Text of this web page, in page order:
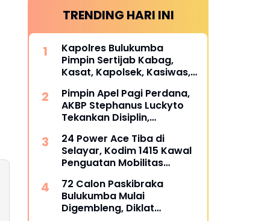
TRENDING HARI INI
Kapolres Bulukumba
Pimpin Sertijab Kabag,
Kasat, Kapolsek, Kasiwas,
ini daftarnya
Pimpin Apel Pagi Perdana,
AKBP Stephanus Luckyto
Tekankan Disiplin,
terhadap Organisasi
24 Power Ace Tiba di
Selayar, Kodim 1415 Kawal
Penguatan Mobilitas
72 Calon Paskibraka
Bulukumba Mulai
Digembleng, Diklat